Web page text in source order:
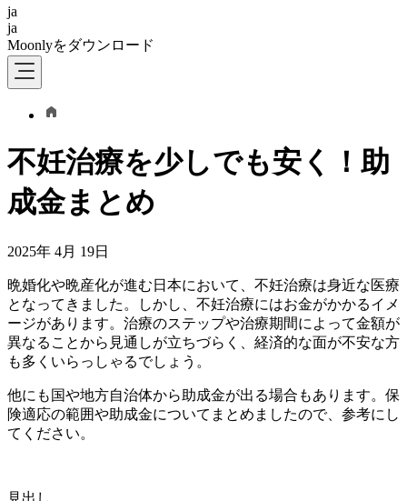
ja
ja
Moonlyをダウンロード
不妊治療を少しでも安く！助
成金まとめ
2025年 4月 19日
晩婚化や晩産化が進む日本において、不妊治療は身近な医療
となってきました。しかし、不妊治療にはお金がかかるイメ
ージがあります。治療のステップや治療期間によって金額が
異なることから見通しが立ちづらく、経済的な面が不安な方
も多くいらっしゃるでしょう。
他にも国や地方自治体から助成金が出る場合もあります。保
険適応の範囲や助成金についてまとめましたので、参考にし
てください。
見出し